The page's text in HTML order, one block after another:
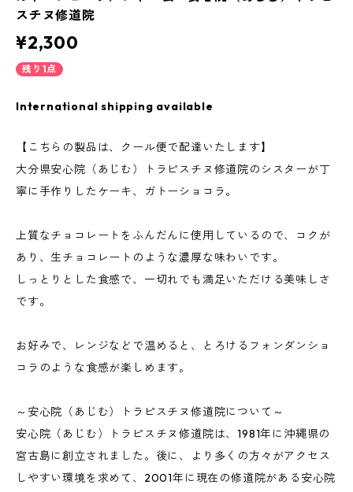
スチヌ修道院
¥2,300
残り1点
International shipping available
【こちらの製品は、クール便で配達いたします】
大分県安心院（あじむ）トラピスチヌ修道院のシスターが丁
寧に手作りしたケーキ、ガトーショコラ。
上質なチョコレートをふんだんに使用しているので、コクが
あり、生チョコレートのような濃厚な味わいです。
しっとりとした食感で、一切れでも満足いただける美味しさ
です。
お好みで、レンジなどで温めると、とろけるフォンダンショ
コラのような食感が楽しめます。
～安心院（あじむ）トラピスチヌ修道院について～
安心院（あじむ）トラピスチヌ修道院は、1981年に沖縄県の
宮古島に創立されました。後に、より多くの方々がアクセス
しやすい環境を求めて、2001年に現在の修道院がある安心院